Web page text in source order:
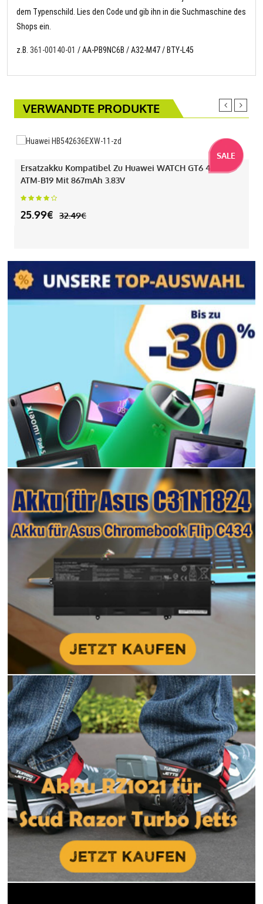
dem Typenschild. Lies den Code und gib ihn in die Suchmaschine des
Shops ein.
z.B. 361-00140-01 / AA-PB9NC6B / A32-M47 / BTY-L45
VERWANDTE PRODUKTE
SALE
Ersatzakku Kompatibel Zu Huawei WATCH GT6 46MM
ATM-B19 Mit 867mAh 3.83V
25.99€ 32.49€